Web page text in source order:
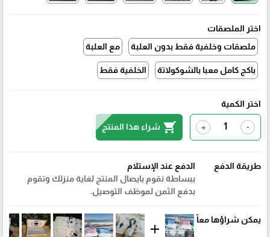
اختر الملصقات
ملصقات وخلفية فقط بدون العلبة
مع العلبة
باكج كامل معبا بالشوكولاتة الخلفية فقط
اختر الكمية
-
+
shopping_cart شراء هذا المنتج
طريقة الدفع
الدفع عند الإستلام
ببساطة نقوم بايصال المنتج لغاية منزلك وتقوم
بدفع الثمن لموظف التوصيل.
يمكن شراؤها معاً
add